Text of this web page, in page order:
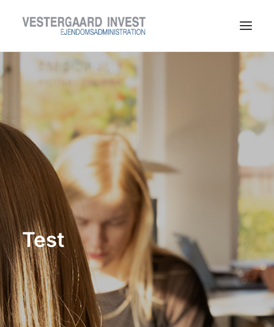
LEDIGE LEJEMÅL
TIL UDLEJERE
OM VESTERGAARD INVEST
KONTAKT
Test